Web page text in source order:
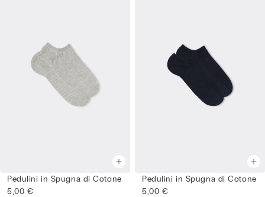
Pedulini in Spugna di Cotone
5,00 €
Pedulini in Spugna di Cotone
5,00 €